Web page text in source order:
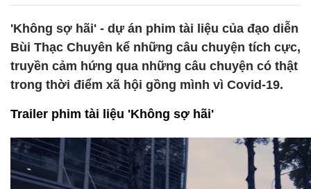
'Không sợ hãi' - dự án phim tài liệu của đạo diễn
Bùi Thạc Chuyên kể những câu chuyện tích cực,
truyền cảm hứng qua những câu chuyện có thật
trong thời điểm xã hội gồng mình vì Covid-19.
Trailer phim tài liệu 'Không sợ hãi'